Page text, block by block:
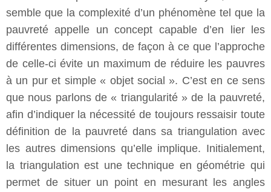
semble que la complexité d’un phénomène tel que la
pauvreté appelle un concept capable d’en lier les
différentes dimensions, de façon à ce que l’approche
de celle-ci évite un maximum de réduire les pauvres
à un pur et simple « objet social ». C’est en ce sens
que nous parlons de « triangularité » de la pauvreté,
afin d’indiquer la nécessité de toujours ressaisir toute
définition de la pauvreté dans sa triangulation avec
les autres dimensions qu’elle implique. Initialement,
la triangulation est une technique en géométrie qui
permet de situer un point en mesurant les angles